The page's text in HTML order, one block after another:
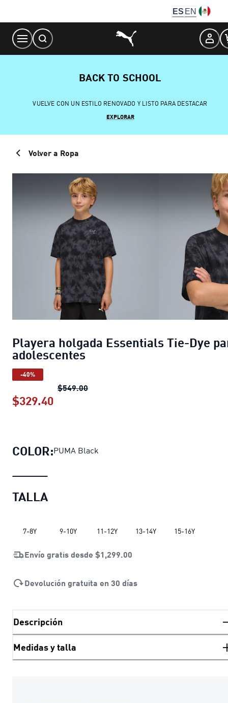
Content
ES EN
BACK TO SCHOOL
VUELVE CON UN ESTILO RENOVADO Y LISTO PARA DESTACAR
EXPLORAR
Volver a Ropa
Playera holgada Essentials Tie-Dye
adolescentes
-40%
$549.00Playera holgada Essentials Tie-Dye
$329.40
COLOR:PUMA Black
TALLA
7-8Y 9-10Y 11-12Y 13-14Y 15-16Y
Envío gratis desde $1,299.00
Devolución gratuita en 30 días
Descripción
Medidas y talla